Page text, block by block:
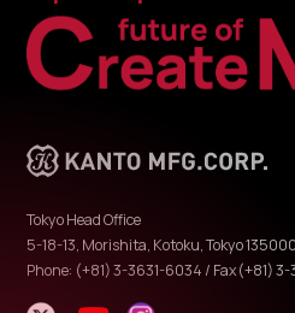
Tokyo Head Office
5-18-13, Morishita, Kotoku, Tokyo
Phone: (+81) 3-3631-6034 / Fax(+81)